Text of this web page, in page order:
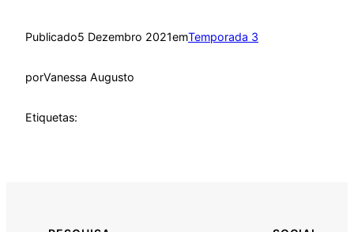
Publicado5 Dezembro 2021emTemporada 3
porVanessa Augusto
Etiquetas: